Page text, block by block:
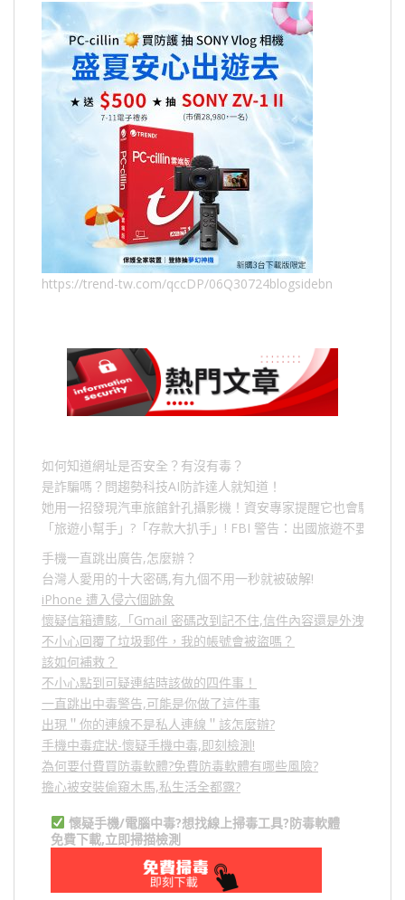
https://trend-tw.com/qccDP/06Q30724blogsidebn
如何知道網址是否安全？有沒有毒？
是詐騙嗎？問趨勢科技AI防詐達人就知道！
她用一招發現汽車旅館針孔攝影機！資安專家提醒它也會駭人成
「旅遊小幫手」 ? 「存款大扒手」 ! FBI 警告：出國旅遊不要做的
手機一直跳出廣告,怎麼辦？
台灣人愛用的十大密碼,有九個不用一秒就被破解!
iPhone 遭入侵六個跡象
懷疑信箱遭駭,「Gmail 密碼改到記不住,信件內容還是外洩？」,
不小心回覆了垃圾郵件，我的帳號會被盜嗎？
該如何補救？
不小心點到可疑連結時該做的四件事！
一直跳出中毒警告,可能是你做了這件事
出現＂你的連線不是私人連線＂該怎麼辦?
手機中毒症狀-懷疑手機中毒,即刻檢測!
為何要付費買防毒軟體?免費防毒軟體有哪些風險?
擔心被安裝偷窺木馬,私生活全都露?
懷疑手機/電腦中毒?想找線上掃毒工具?防毒軟體
免費下載,立即掃描檢測